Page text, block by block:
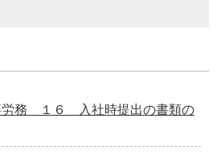
労務 １６ 入社時提出の書類の